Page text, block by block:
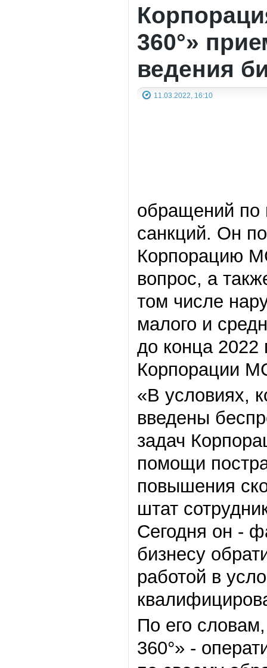
360°»
ведения
11.03.2022, 16:10
обращений по
санкций. Он
Корпорацию
вопрос, а
том числе
малого и
до конца 2022
Корпорации
«В условиях,
введены
задач
помощи
повышения
штат
Сегодня он -
бизнесу
работой в
По его
360°» -